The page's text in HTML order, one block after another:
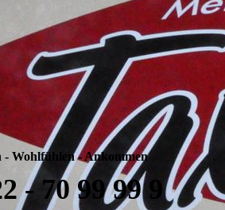
- Wohlfühlen - Ankommen
- 70 99 99 9